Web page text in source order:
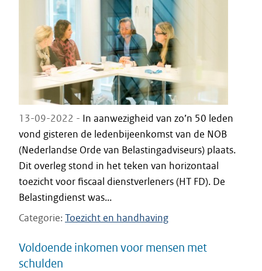
13-09-2022 - In aanwezigheid van zo’n 50 leden
vond gisteren de ledenbijeenkomst van de NOB
(Nederlandse Orde van Belastingadviseurs) plaats.
Dit overleg stond in het teken van horizontaal
toezicht voor fiscaal dienstverleners (HT FD). De
Belastingdienst was...
Categorie Toezicht en handhaving
Voldoende inkomen voor mensen met
schulden